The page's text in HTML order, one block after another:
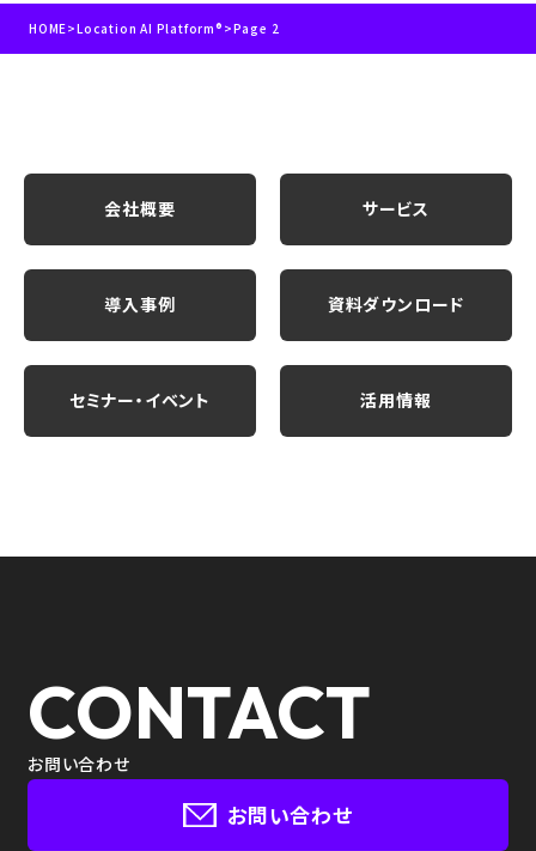
HOME>Location AI Platform® >Page 2
会社概要 サービス
導入事例 資料ダウンロード
セミナー・イベント 活用情報
CONTACT
お問い合わせ
お問い合わせ